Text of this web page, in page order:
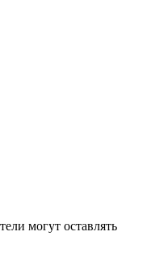
могут оставлять